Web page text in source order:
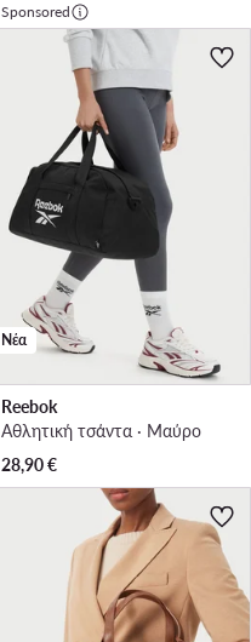
Sponsored
Νέα
Reebok
Αθλητική τσάντα · Μαύρο
28,90€